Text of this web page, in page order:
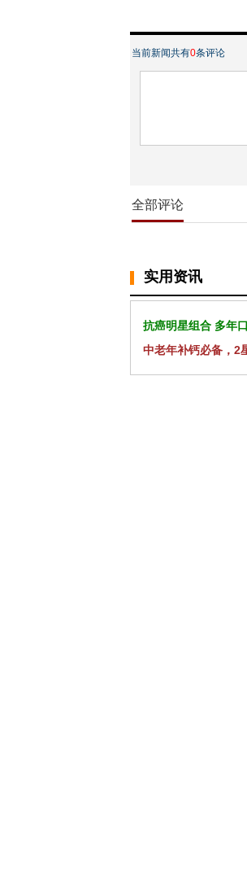
当前新闻共有0条评论
全部评论
实用资讯
抗癌明星组合 多年
中老年补钙必备，2